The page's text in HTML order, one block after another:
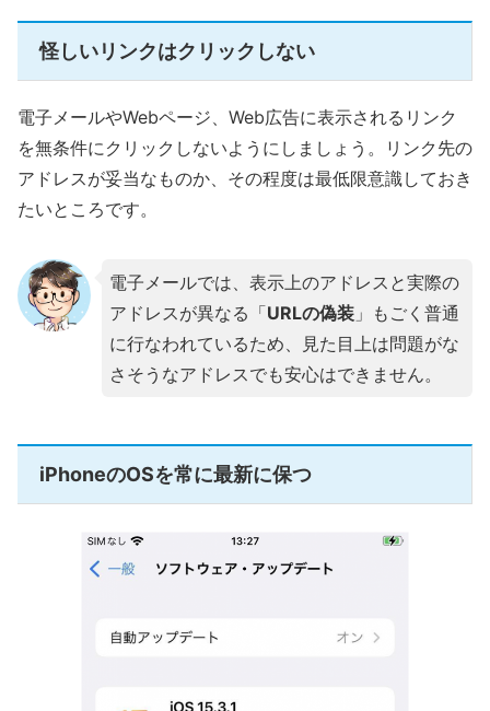
怪しいリンクはクリックしない
電子メールやWebページ、Web広告に表示されるリンク
を無条件にクリックしないようにしましょう。リンク先の
アドレスが妥当なものか、その程度は最低限意識しておき
たいところです。
電子メールでは、表示上のアドレスと実際の
アドレスが異なる「URLの偽装」もごく普通
に行なわれているため、見た目上は問題がな
さそうなアドレスでも安心はできません。
iPhoneのOSを常に最新に保つ